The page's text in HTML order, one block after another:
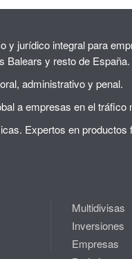
y jurídico integral para
Balears y resto de España.
administrativo y penal.
a empresas en el tráfico
Expertos en productos
Multidivisas
Inversiones
Empresas